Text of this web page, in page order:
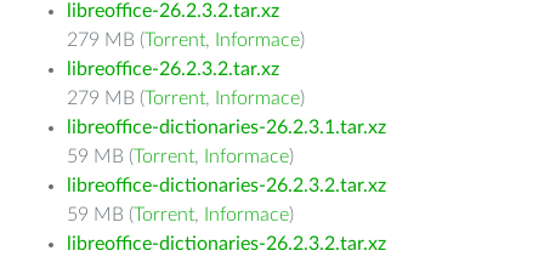
libreoffice-26.2.3.2.tar.xz
279 MB (Torrent, Informace)
libreoffice-26.2.3.2.tar.xz
279 MB (Torrent, Informace)
libreoffice-dictionaries-26.2.3.1.tar.xz
59 MB (Torrent, Informace)
libreoffice-dictionaries-26.2.3.2.tar.xz
59 MB (Torrent, Informace)
libreoffice-dictionaries-26.2.3.2.tar.xz